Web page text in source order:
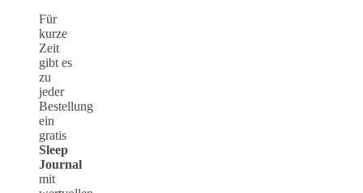
Für
kurze
Zeit
gibt es
zu
jeder
Bestellung
ein
gratis
Sleep
Journal
mit